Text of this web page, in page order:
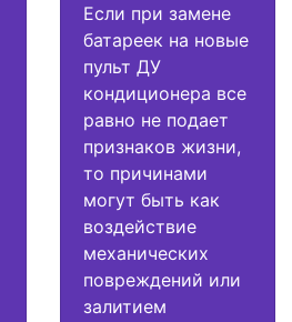
Если при замене
батареек на новые
пульт ДУ
кондиционера все
равно не подает
признаков жизни,
то причинами
могут быть как
воздействие
механических
повреждений или
залитием